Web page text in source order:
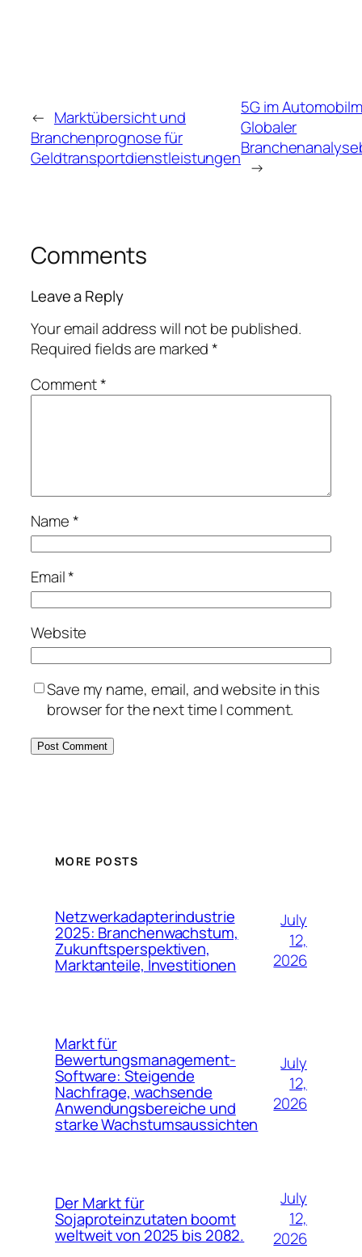
← Marktübersicht und
Branchenprognose für
Geldtransportdienstleistungen
5G im
Globaler
→
Comments
Leave a Reply
Your email address will not be published.
Required fields are marked*
Comment*
Name*
Email*
Website
Save my name, email, and website in this
browser for the next time I comment.
MORE POSTS
Netzwerkadapterindustrie
2025: Branchenwachstum,
Zukunftsperspektiven,
Marktanteile, Investitionen
July
12,
2026
Markt für
Bewertungsmanagement-
Software: Steigende
Nachfrage, wachsende
Anwendungsbereiche und
starke Wachstumsaussichten
July
12,
2026
Der Markt für
Sojaproteinzutaten boomt
weltweit von 2025 bis 2082.
July
12,
2026